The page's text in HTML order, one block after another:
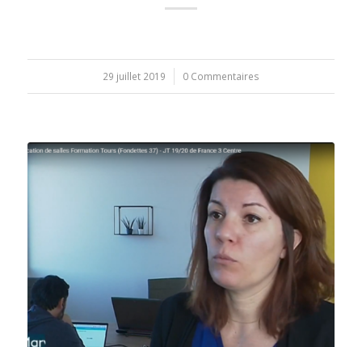
29 juillet 2019
/ 0 Commentaires